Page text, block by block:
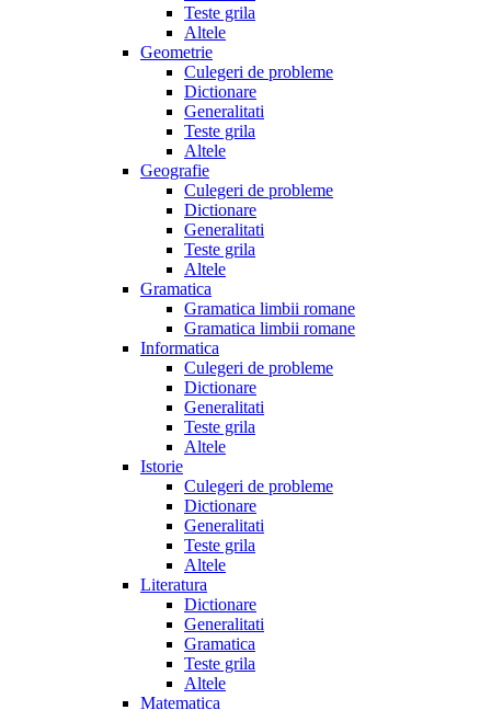
Teste grila
Altele
Geometrie
Culegeri de probleme
Dictionare
Generalitati
Teste grila
Altele
Geografie
Culegeri de probleme
Dictionare
Generalitati
Teste grila
Altele
Gramatica
Gramatica limbii romane
Gramatica limbii romane
Informatica
Culegeri de probleme
Dictionare
Generalitati
Teste grila
Altele
Istorie
Culegeri de probleme
Dictionare
Generalitati
Teste grila
Altele
Literatura
Dictionare
Generalitati
Gramatica
Teste grila
Altele
Matematica